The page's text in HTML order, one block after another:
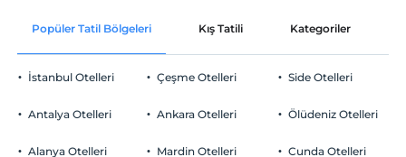
Evcil Hayvan
Sigara
Çocuklar
Her bir oda için 6 yaşına kadar 1 çocuk ücretsizdir
Odaya şarap ikramı
Odaya şampanya ikramı
Popüler Tatil Bölgeleri Kış Tatili Kategoriler
İstanbul Otelleri
Antalya Otelleri
Alanya Otelleri
Çeşme Otelleri
Ankara Otelleri
Mardin Otelleri
Side Otelleri
Ölüdeniz Otelleri
Cunda Otelleri